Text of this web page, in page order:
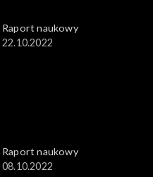
Raport naukowy
22.10.2022
Raport naukowy
08.10.2022